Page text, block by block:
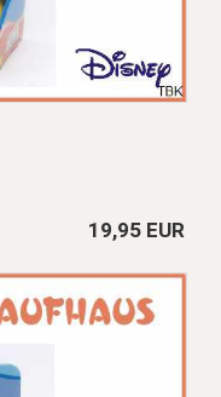
19,95 EUR